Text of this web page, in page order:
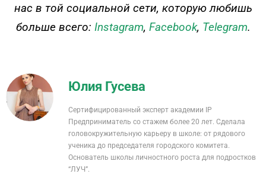
нас в той социальной сети, которую любишь
больше всего: Instagram, Facebook, Telegram.
Юлия Гусева
Сертифицированный эксперт академии IP
Предприниматель со стажем более 20 лет. Сделала
головокружительную карьеру в школе: от рядового
ученика до председателя городского комитета.
Основатель школы личностного роста для подростков
“ЛУЧ”.